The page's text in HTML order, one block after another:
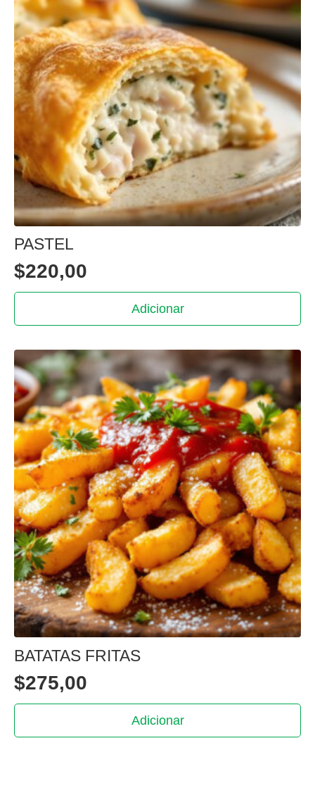
PASTEL
$220,00
Adicionar
BATATAS FRITAS
$275,00
Adicionar